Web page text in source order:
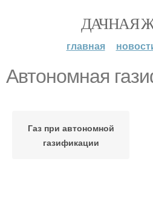
ДАЧНАЯ
главная
Автономная
Газ при автономной
газификации